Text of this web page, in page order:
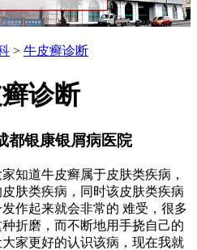
> 牛皮癣诊断
诊断
都银康银屑病医院
知道牛皮癣属于皮肤类疾病，
肤类疾病，同时该皮肤类疾病
作起来就会非常的 难受，很多
折磨，而不断地用手挠自己的
家更好的认识该病，现在我就